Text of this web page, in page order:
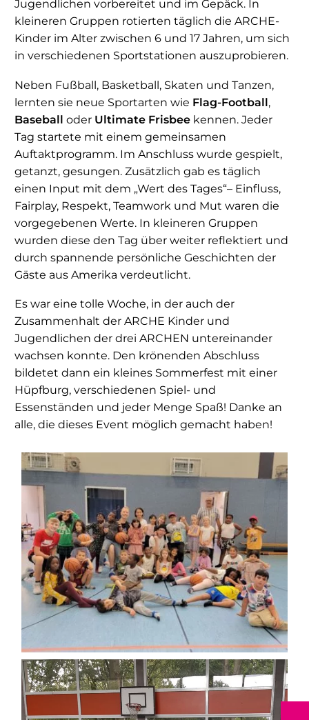
Jugendlichen vorbereitet und im Gepäck. In
kleineren Gruppen rotierten täglich die ARCHE-
Kinder im Alter zwischen 6 und 17 Jahren, um sich
in verschiedenen Sportstationen auszuprobieren.
Neben Fußball, Basketball, Skaten und Tanzen,
lernten sie neue Sportarten wie Flag-Football,
Baseball oder Ultimate Frisbee kennen. Jeder
Tag startete mit einem gemeinsamen
Auftaktprogramm. Im Anschluss wurde gespielt,
getanzt, gesungen. Zusätzlich gab es täglich
einen Input mit dem „Wert des Tages“– Einfluss,
Fairplay, Respekt, Teamwork und Mut waren die
vorgegebenen Werte. In kleineren Gruppen
wurden diese den Tag über weiter reflektiert und
durch spannende persönliche Geschichten der
Gäste aus Amerika verdeutlicht.
Es war eine tolle Woche, in der auch der
Zusammenhalt der ARCHE Kinder und
Jugendlichen der drei ARCHEN untereinander
wachsen konnte. Den krönenden Abschluss
bildetet dann ein kleines Sommerfest mit einer
Hüpfburg, verschiedenen Spiel- und
Essenständen und jeder Menge Spaß! Danke an
alle, die dieses Event möglich gemacht haben!